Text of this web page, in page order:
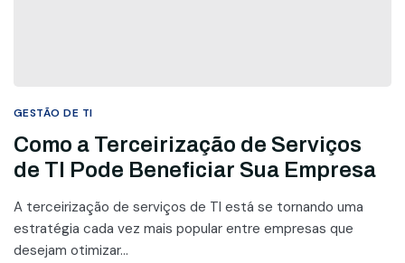
GESTÃO DE TI
Como a Terceirização de Serviços
de TI Pode Beneficiar Sua Empresa
A terceirização de serviços de TI está se tornando uma
estratégia cada vez mais popular entre empresas que
desejam otimizar...